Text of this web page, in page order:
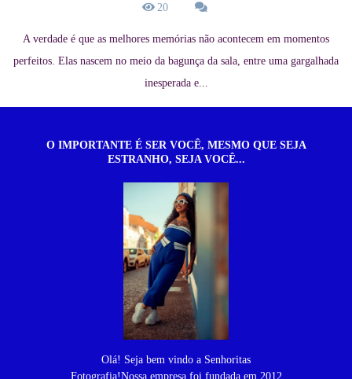
20
A verdade é que as melhores memórias não acontecem em momentos
perfeitos. Elas nascem no meio da bagunça da sala, entre uma gargalhada
inesperada e...
O IMPORTANTE É SER VOCÊ, MESMO QUE SEJA
ESTRANHO, SEJA VOCÊ...
Olá! Seja bem vindo a Senhoritas
Fotografia!Nossa empresa foi fundada em 2012